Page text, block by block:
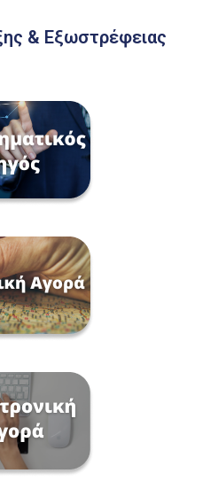
& Εξωστρέφειας